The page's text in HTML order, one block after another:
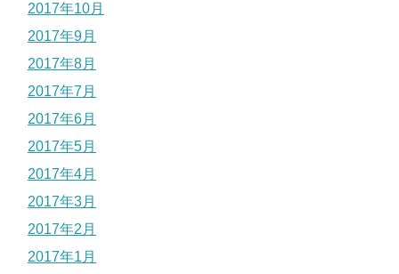
2017年10月
2017年9月
2017年8月
2017年7月
2017年6月
2017年5月
2017年4月
2017年3月
2017年2月
2017年1月